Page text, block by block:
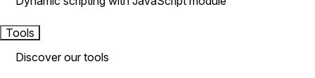
Tools
Discover our tools